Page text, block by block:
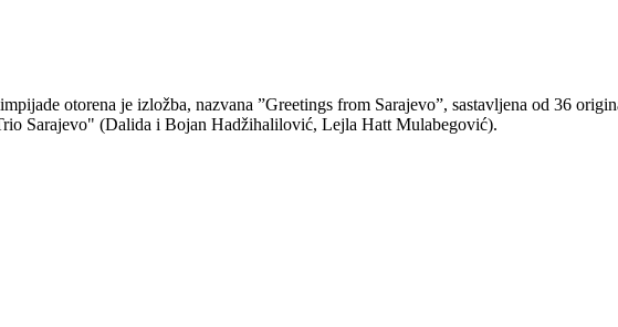
otorena je izložba, nazvana ”Greetings from Sarajevo”, sastavljena od 36
Sarajevo" (Dalida i Bojan Hadžihalilović, Lejla Hatt Mulabegović).